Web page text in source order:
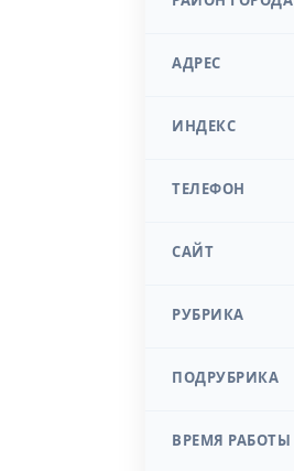
АДРЕС
ИНДЕКС
ТЕЛЕФОН
САЙТ
РУБРИКА
ПОДРУБРИКА
ВРЕМЯ РАБОТЫ